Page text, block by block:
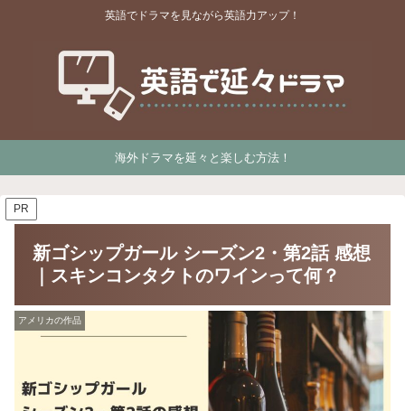
英語でドラマを見ながら英語力アップ！
海外ドラマを延々と楽しむ方法！
PR
新ゴシップガール シーズン2・第2話 感想
｜スキンコンタクトのワインって何？
アメリカの作品